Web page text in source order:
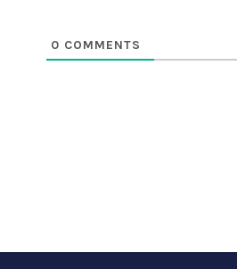
0 COMMENTS